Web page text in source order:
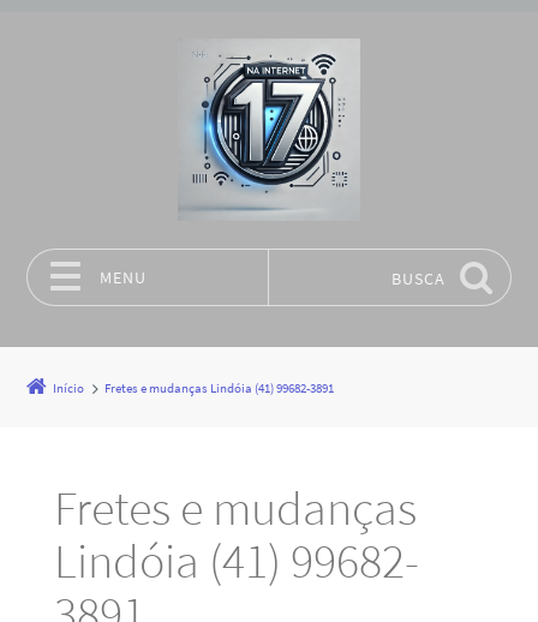
MENU BUSCA
Início Fretes e mudanças Lindóia (41) 99682-3891
Fretes e mudanças
Lindóia (41) 99682-